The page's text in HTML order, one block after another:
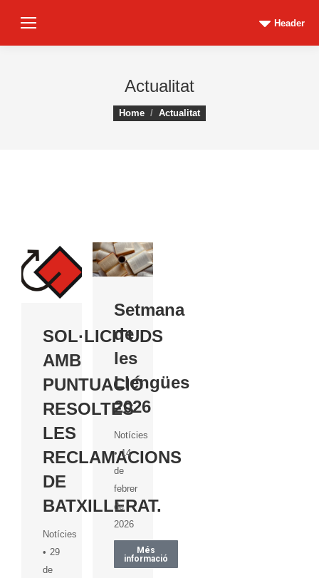
Header
Actualitat
You are here:
Home Actualitat
SOL·LICITUDS
AMB
PUNTUACIÓ
RESOLTES
LES
RECLAMACIONS
DE
BATXILLERAT.
Notícies
29
de
Setmana
de
les
Llengües
2026
Notícies
14
de
febrer
de
2026
Més
informació